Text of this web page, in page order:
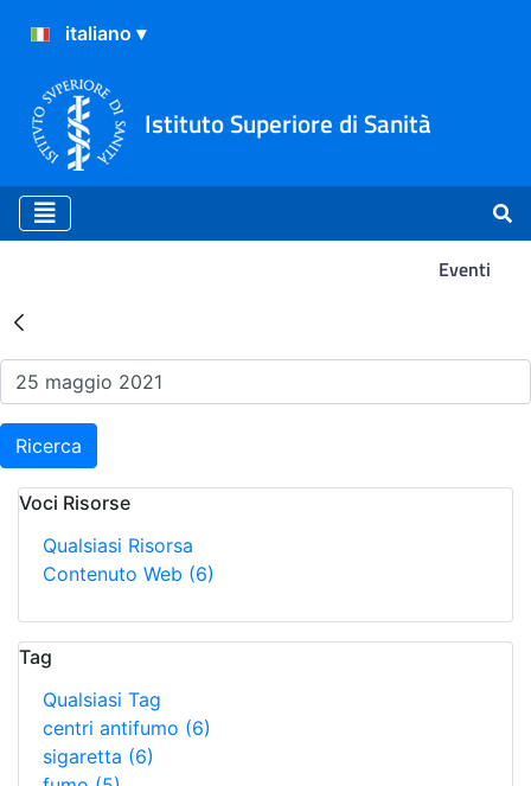
Istituto Superiore di Sanità
Eventi
Risultati della Ricerca -
Ricerca
Voci Risorse
Qualsiasi Risorsa
Contenuto Web (6)
Tag
Qualsiasi Tag
centri antifumo (6)
sigaretta (6)